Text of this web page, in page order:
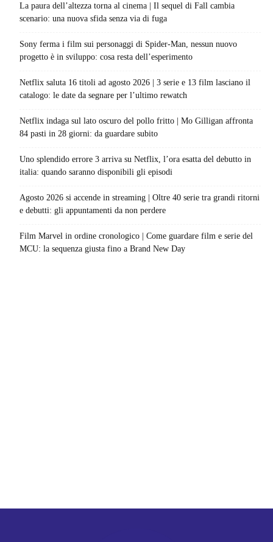
La paura dell’altezza torna al cinema | Il sequel di Fall cambia
scenario: una nuova sfida senza via di fuga
Sony ferma i film sui personaggi di Spider-Man, nessun nuovo
progetto è in sviluppo: cosa resta dell’esperimento
Netflix saluta 16 titoli ad agosto 2026 | 3 serie e 13 film lasciano il
catalogo: le date da segnare per l’ultimo rewatch
Netflix indaga sul lato oscuro del pollo fritto | Mo Gilligan affronta
84 pasti in 28 giorni: da guardare subito
Uno splendido errore 3 arriva su Netflix, l’ora esatta del debutto in
italia: quando saranno disponibili gli episodi
Agosto 2026 si accende in streaming | Oltre 40 serie tra grandi ritorni
e debutti: gli appuntamenti da non perdere
Film Marvel in ordine cronologico | Come guardare film e serie del
MCU: la sequenza giusta fino a Brand New Day